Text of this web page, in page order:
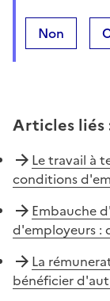
Non
Articles liés
Le travail à
conditions
Embauche
d'employeurs :
La
bénéficier